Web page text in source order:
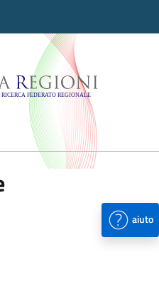
-
aiuto